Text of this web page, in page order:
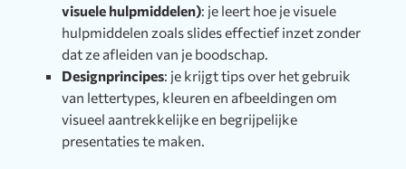
visuele hulpmiddelen): je leert hoe je visuele
hulpmiddelen zoals slides effectief inzet zonder
dat ze afleiden van je boodschap.
Designprincipes: je krijgt tips over het gebruik
van lettertypes, kleuren en afbeeldingen om
visueel aantrekkelijke en begrijpelijke
presentaties te maken.